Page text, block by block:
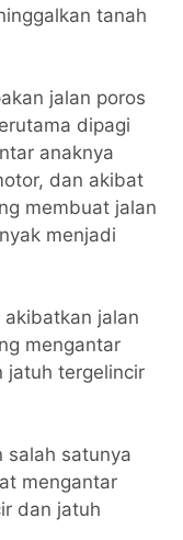
tanah
jalan poros
dipagi
anaknya
dan akibat
membuat jalan
menjadi
jalan
mengantar
jatuh tergelincir
salah satunya
mengantar
dan jatuh